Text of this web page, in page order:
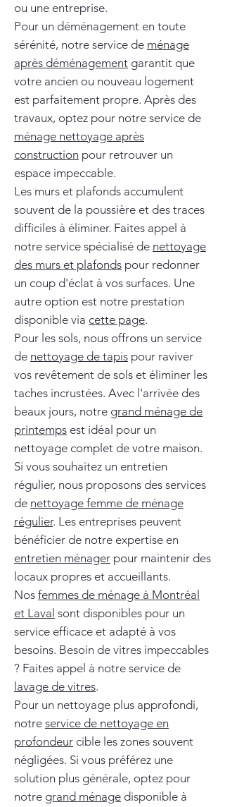
ou une entreprise.
Pour un déménagement en toute
sérénité, notre service de ménage
après déménagement garantit que
votre ancien ou nouveau logement
est parfaitement propre. Après des
travaux, optez pour notre service de
ménage nettoyage après
construction pour retrouver un
espace impeccable.
Les murs et plafonds accumulent
souvent de la poussière et des traces
difficiles à éliminer. Faites appel à
notre service spécialisé de nettoyage
des murs et plafonds pour redonner
un coup d'éclat à vos surfaces. Une
autre option est notre prestation
disponible via cette page.
Pour les sols, nous offrons un service
de nettoyage de tapis pour raviver
vos revêtement de sols et éliminer les
taches incrustées. Avec l'arrivée des
beaux jours, notre grand ménage de
printemps est idéal pour un
nettoyage complet de votre maison.
Si vous souhaitez un entretien
régulier, nous proposons des services
de nettoyage femme de ménage
régulier. Les entreprises peuvent
bénéficier de notre expertise en
entretien ménager pour maintenir des
locaux propres et accueillants.
Nos femmes de ménage à Montréal
et Laval sont disponibles pour un
service efficace et adapté à vos
besoins. Besoin de vitres impeccables
? Faites appel à notre service de
lavage de vitres.
Pour un nettoyage plus approfondi,
notre service de nettoyage en
profondeur cible les zones souvent
négligées. Si vous préférez une
solution plus générale, optez pour
notre grand ménage disponible à